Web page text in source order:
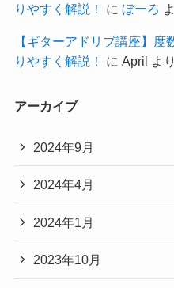
りやすく解説！
に ぼーろ
【ギターアドリブ講座】
りやすく解説！
に April より
アーカイブ
2024年9月
2024年4月
2024年1月
2023年10月